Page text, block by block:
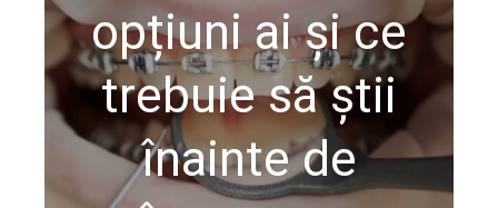
opțiuni ai și ce
trebuie să știi
înainte de